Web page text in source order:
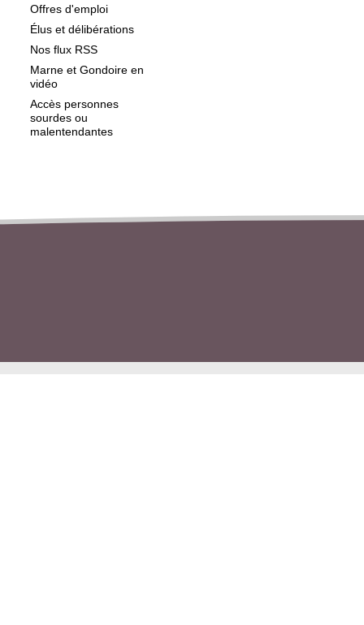
Offres d'emploi
Élus et délibérations
Nos flux RSS
Marne et Gondoire en
vidéo
Accès personnes
sourdes ou
malentendantes